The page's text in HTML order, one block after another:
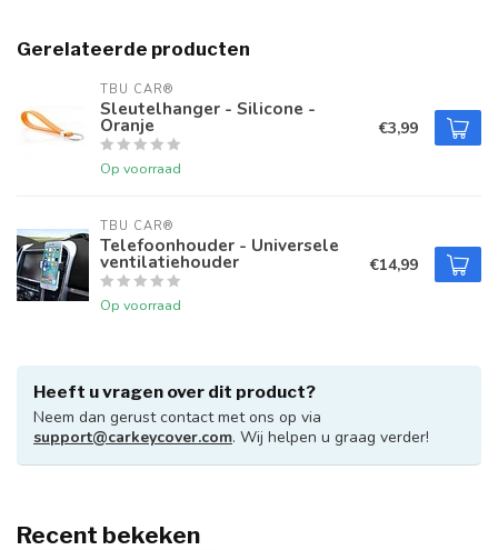
Gerelateerde producten
TBU CAR®
Sleutelhanger - Silicone -
Oranje
Op voorraad
€3,99
TBU CAR®
Telefoonhouder - Universele
ventilatiehouder
Op voorraad
€14,99
Heeft u vragen over dit product?
Neem dan gerust contact met ons op via
support@carkeycover.com. Wij helpen u graag verder!
Recent bekeken